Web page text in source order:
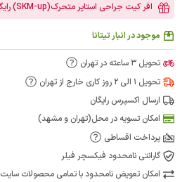
افر کیت جراحی استاپر متحرک(SKM-up) رایگان
موجود در انبار تیتانا
تحویل 3 ساعته در تهران
تحویل 1 الی 2 روز کاری خارج از تهران
ارسال اکسپرس رایگان
امکان تسویه در محل(تهران و مشهد)
پرداخت اقساطی
گارانتی نامحدود فیکسچر فیلر
امکان تعویض نامحدود با تمامی محصولات سایت